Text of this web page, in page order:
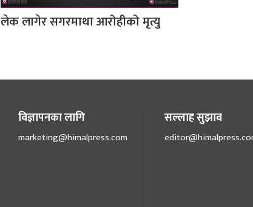
लेक लागेर सगरमाथा आरोहीको मृत्यु
विज्ञापनका लागि
marketing@himalpress.com
सल्लाह सुझाव